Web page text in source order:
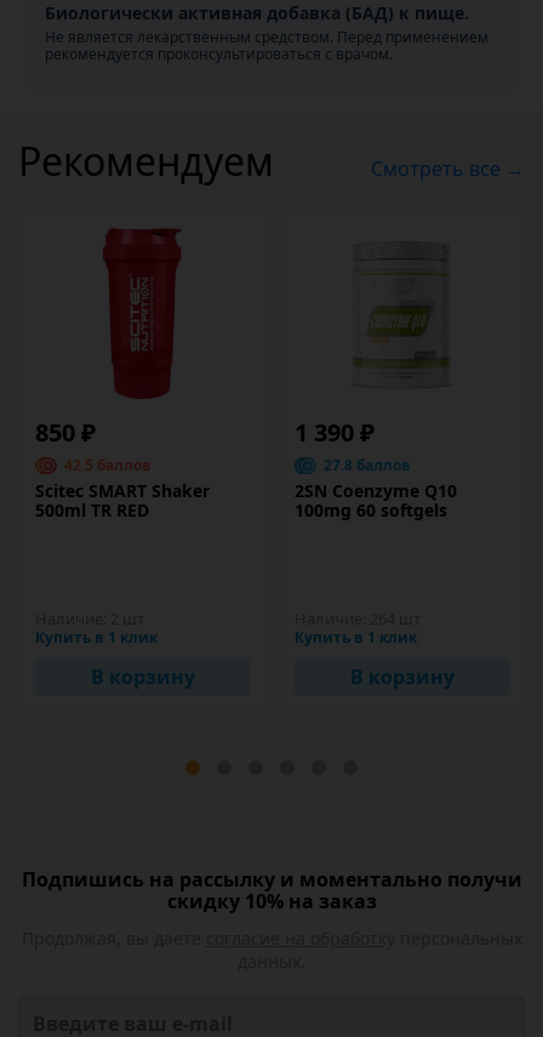
Биологически активная добавка (БАД) к пище.
Не является лекарственным средством. Перед применением
рекомендуется проконсультироваться с врачом.
Рекомендуем Смотреть все →
850 ₽
42.5 баллов
Scitec SMART Shaker
500ml TR RED
Купить в 1 клик
В корзину
1 390 ₽
27.8 баллов
2SN Coenzyme Q10
100mg 60 softgels
Купить в 1 клик
В корзину
Подпишись на рассылку и моментально получи
скидку 10% на заказ